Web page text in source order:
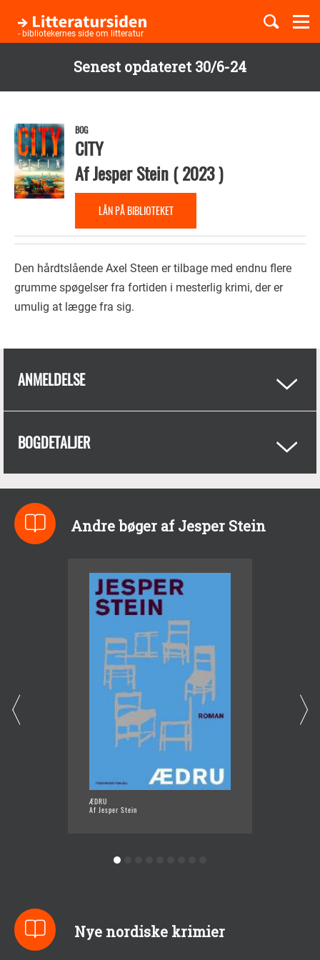
Senest opdateret 30/6-24
hovedindhold
- bibliotekernes side om litteratur
Børnebøger
Temaer
BOG
CITY
AfJesper Stein(2023)
LÅN PÅ BIBLIOTEKET
Den hårdtslående Axel Steen er tilbage med endnu flere
grumme spøgelser fra fortiden i mesterlig krimi, der er
umulig at lægge fra sig.
ANMELDELSE
BOGDETALJER
Andre bøger af Jesper Stein
ÆDRU
Af Jesper Stein
Nye nordiske krimier